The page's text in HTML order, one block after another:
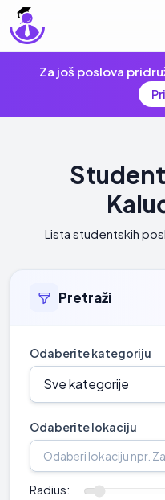
Za još poslova
Lista studentskih
Pretraži
Odaberite kategoriju
Odaberite lokaciju
Radius: